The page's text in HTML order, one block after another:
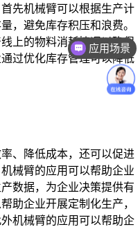
先机械臂可以根据生产计
，避免库存积压和浪费。
上的物料消耗情况以确保
过优化库存管理可以降低
、降低成本，还可以促进
械臂的应用可以帮助企业
数据，为企业决策提供有
助企业开展定制化生产，
机械臂的应用可以帮助企
应用场景